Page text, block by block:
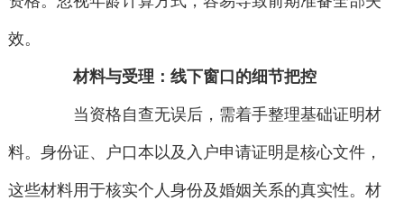
效。
材料与受理：线下窗口的细节把控
当资格自查无误后，需着手整理基础证明材
料。身份证、户口本以及入户申请证明是核心文件，
这些材料用于核实个人身份及婚姻关系的真实性。材